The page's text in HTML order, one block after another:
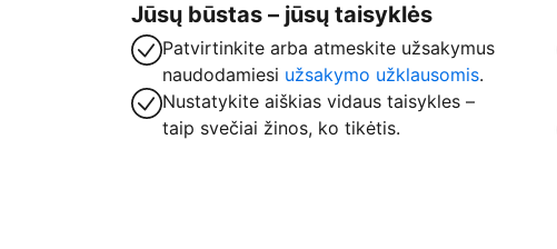
Jūsų būstas – jūsų taisyklės
Patvirtinkite arba atmeskite užsakymus
naudodamiesi užsakymo užklausomis.
Nustatykite aiškias vidaus taisykles –
taip svečiai žinos, ko tikėtis.